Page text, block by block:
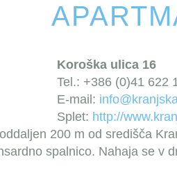
Koroška ulica 16
Tel.: +386 (0)41 622
E-mail:
Splet: http://
200 m od središča
spalnico. Nahaja se v